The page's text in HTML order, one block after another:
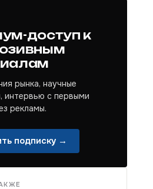
доступ к
рынка, научные
интервью с первыми
рекламы.
подписку →